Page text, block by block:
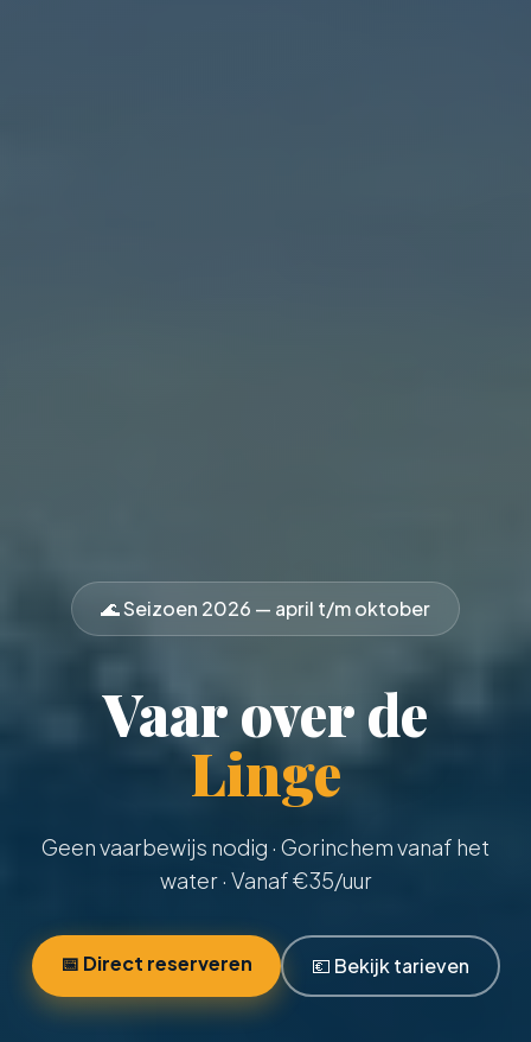
🌊 Seizoen 2026 — april t/m oktober
Vaar over de
Linge
Geen vaarbewijs nodig · Gorinchem vanaf het
water · Vanaf €35/uur
📅 Direct reserveren 💶 Bekijk tarieven